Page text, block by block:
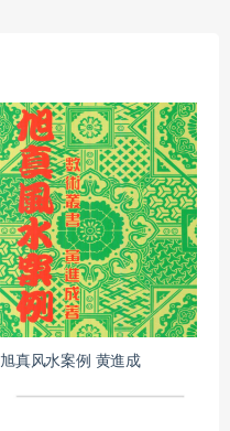
旭真风水案例 黄進成